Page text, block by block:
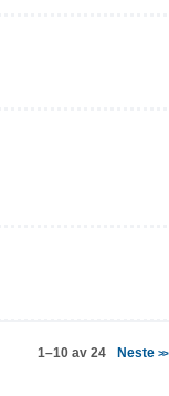
1–10 av 24 Neste>>